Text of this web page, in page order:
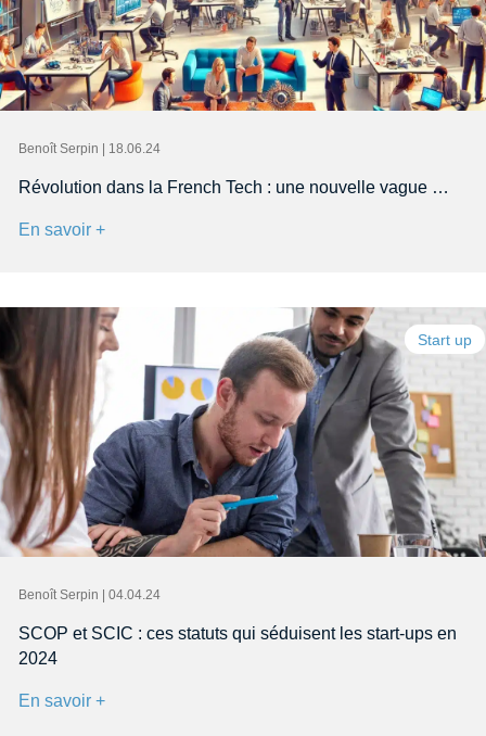
Benoît Serpin | 18.06.24
Révolution dans la French Tech : une nouvelle vague …
En savoir +
Start up
Benoît Serpin | 04.04.24
SCOP et SCIC : ces statuts qui séduisent les start-ups en
2024
En savoir +